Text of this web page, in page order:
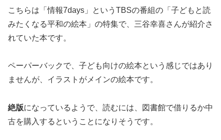
こちらは「情報7days」というTBSの番組の「子どもと読
みたくなる平和の絵本」の特集で、三谷幸喜さんが紹介さ
れていた本です。
ペーパーバックで、子ども向けの絵本という感じではあり
ませんが、イラストがメインの絵本です。
絶版になっているようで、読むには、図書館で借りるか中
古を購入するということになりそうです。